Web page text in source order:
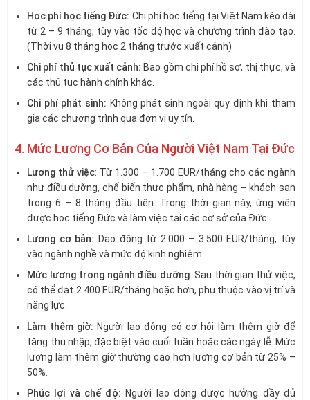
Học phí học tiếng Đức: Chi phí học tiếng tại Việt Nam kéo dài
từ 2 – 9 tháng, tùy vào tốc độ học và chương trình đào tạo.
(Thời vụ 8 tháng học 2 tháng trước xuất cảnh)
Chi phí thủ tục xuất cảnh: Bao gồm chi phí hồ sơ, thị thực, và
các thủ tục hành chính khác.
Chi phí phát sinh: Không phát sinh ngoài quy định khi tham
gia các chương trình qua đơn vị uy tín.
4. Mức Lương Cơ Bản Của Người Việt Nam Tại Đức
Lương thử việc: Từ 1.300 – 1.700 EUR/tháng cho các ngành
như điều dưỡng, chế biến thực phẩm, nhà hàng – khách sạn
trong 6 – 8 tháng đầu tiên. Trong thời gian này, ứng viên
được học tiếng Đức và làm việc tại các cơ sở của Đức.
Lương cơ bản: Dao động từ 2.000 – 3.500 EUR/tháng, tùy
vào ngành nghề và mức độ kinh nghiệm.
Mức lương trong ngành điều dưỡng: Sau thời gian thử việc,
có thể đạt 2.400 EUR/tháng hoặc hơn, phụ thuộc vào vị trí và
năng lực.
Làm thêm giờ: Người lao động có cơ hội làm thêm giờ để
tăng thu nhập, đặc biệt vào cuối tuần hoặc các ngày lễ. Mức
lương làm thêm giờ thường cao hơn lương cơ bản từ 25% –
50%.
Phúc lợi và chế độ: Người lao động được hưởng đầy đủ